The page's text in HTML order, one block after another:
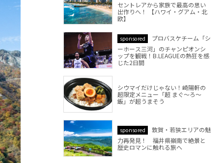
セントレアから家族で最高の思い
出作りへ！ 【ハワイ・グアム・北
欧】
sponsored
プロバスケチーム「シ
ーホース三河」のチャンピオンシ
ップを観戦！B.LEAGUEの熱狂を感
じた2日間
シウマイだけじゃない！崎陽軒の
超限定メニュー「超 まぐ～ろ～
飯」が超うまそう
sponsored
敦賀・若狭エリアの魅
力再発見！ 福井県嶺南で絶景と
歴史ロマンに触れる旅へ